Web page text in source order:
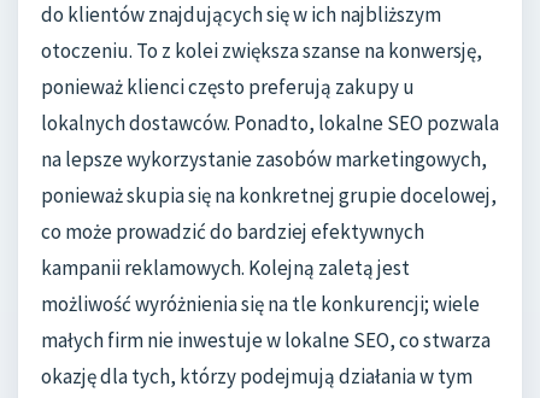
do klientów znajdujących się w ich najbliższym
otoczeniu. To z kolei zwiększa szanse na konwersję,
ponieważ klienci często preferują zakupy u
lokalnych dostawców. Ponadto, lokalne SEO pozwala
na lepsze wykorzystanie zasobów marketingowych,
ponieważ skupia się na konkretnej grupie docelowej,
co może prowadzić do bardziej efektywnych
kampanii reklamowych. Kolejną zaletą jest
możliwość wyróżnienia się na tle konkurencji; wiele
małych firm nie inwestuje w lokalne SEO, co stwarza
okazję dla tych, którzy podejmują działania w tym